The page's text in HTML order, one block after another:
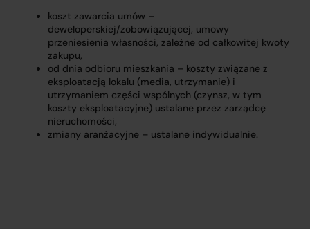
koszt zawarcia umów –
deweloperskiej/zobowiązującej, umowy
przeniesienia własności, zależne od całkowitej kwoty
zakupu,
od dnia odbioru mieszkania – koszty związane z
eksploatacją lokalu (media, utrzymanie) i
utrzymaniem części wspólnych (czynsz, w tym
koszty eksploatacyjne) ustalane przez zarządcę
nieruchomości,
zmiany aranżacyjne – ustalane indywidualnie.